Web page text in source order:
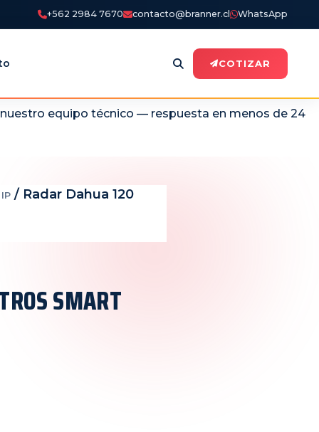
+562 2984 7670 contacto@branner.cl WhatsApp
COTIZAR
equipo técnico — respuesta en menos de 24
/ Radar Dahua 120
SMART